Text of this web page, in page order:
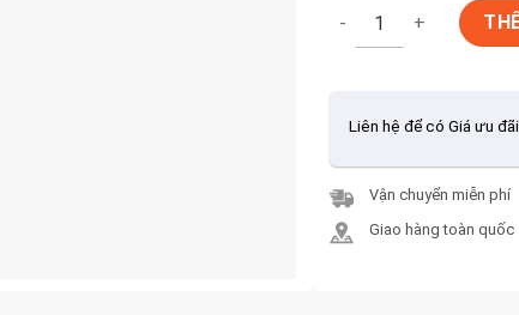
Gạch ốp tường
Liên hệ để có Giá ưu
Vận chuyển miễn phí
Giao hàng toàn quốc